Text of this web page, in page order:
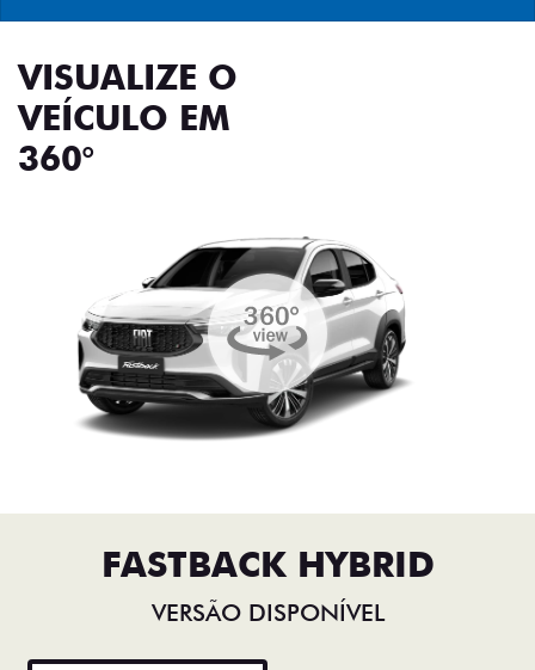
VISUALIZE O
VEÍCULO EM
360°
FASTBACK HYBRID
VERSÃO DISPONÍVEL